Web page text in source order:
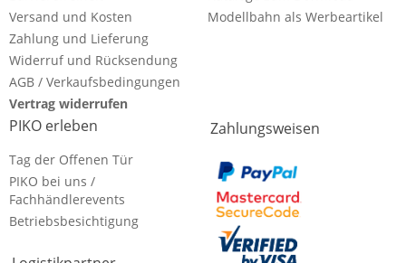
Versand und Kosten
Zahlung und Lieferung
Widerruf und Rücksendung
AGB / Verkaufsbedingungen
Vertrag widerrufen
Modellbahn als Werbeartikel
PIKO erleben
Tag der Offenen Tür
PIKO bei uns /
Fachhändlerevents
Betriebsbesichtigung
Zahlungsweisen